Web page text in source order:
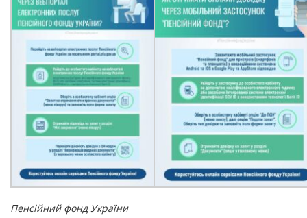
Пенсійний фонд України